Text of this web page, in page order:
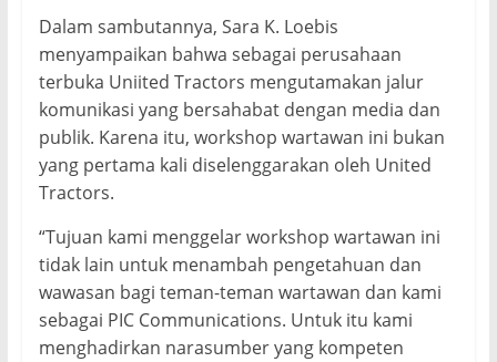
Dalam sambutannya, Sara K. Loebis
menyampaikan bahwa sebagai perusahaan
terbuka Uniited Tractors mengutamakan jalur
komunikasi yang bersahabat dengan media dan
publik. Karena itu, workshop wartawan ini bukan
yang pertama kali diselenggarakan oleh United
Tractors.
“Tujuan kami menggelar workshop wartawan ini
tidak lain untuk menambah pengetahuan dan
wawasan bagi teman-teman wartawan dan kami
sebagai PIC Communications. Untuk itu kami
menghadirkan narasumber yang kompeten